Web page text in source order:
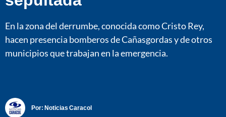
En la zona del derrumbe, conocida como Cristo Rey,
hacen presencia bomberos de Cañasgordas y de otros
municipios que trabajan en la emergencia.
Por: Noticias Caracol